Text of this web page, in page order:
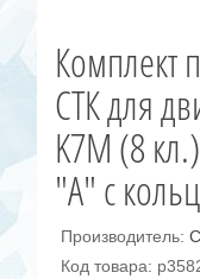
Комплект
СТК для
K7M (8
"A" с
Производитель:
Код товара: